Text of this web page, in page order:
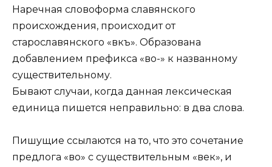
Наречная словоформа славянского
происхождения, происходит от
старославянского «вѣкъ». Образована
добавлением префикса «во-» к названному
существительному.
Бывают случаи, когда данная лексическая
единица пишется неправильно: в два слова.
Пишущие ссылаются на то, что это сочетание
предлога «во» с существительным «век», и